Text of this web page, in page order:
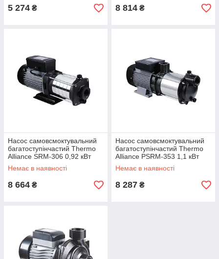
5 274 ₴ 8 814 ₴
Насос самовсмоктувальний
багатоступінчастий Thermo
Alliance SRM-306 0,92 кВт
Немає в наявності
8 664 ₴
Насос самовсмоктувальний
багатоступінчастий Thermo
Alliance PSRM-353 1,1 кВт
Немає в наявності
8 287 ₴